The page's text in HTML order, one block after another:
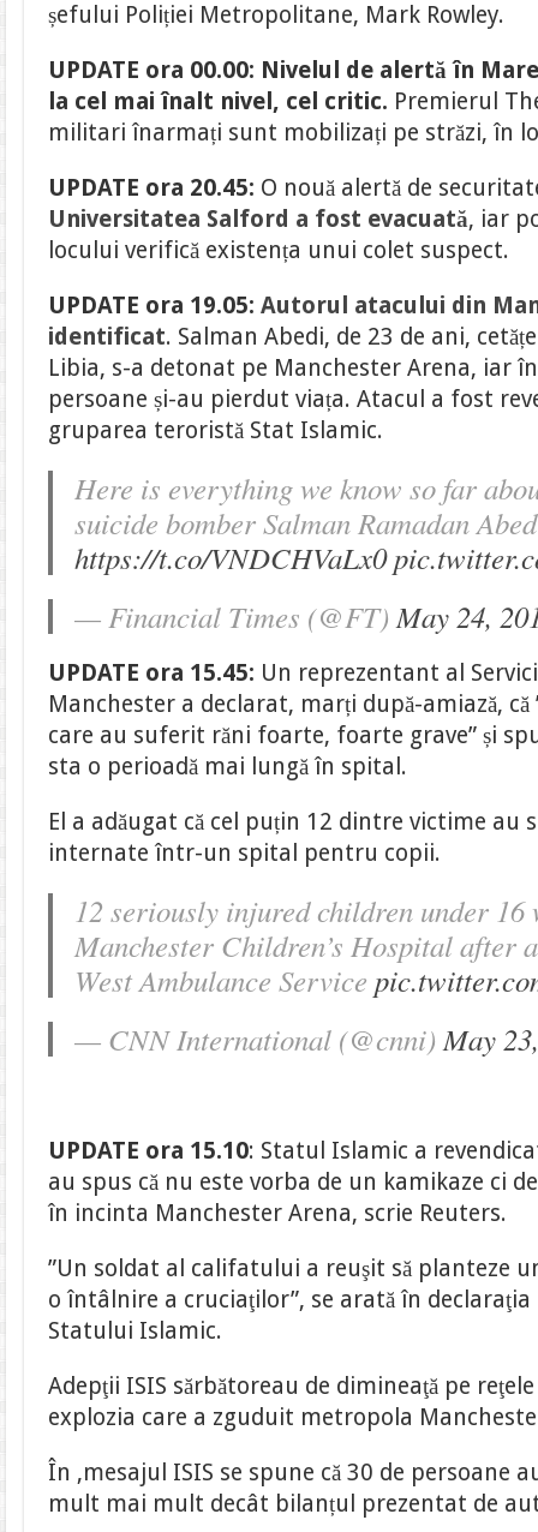
șefului Poliției Metropolitane, Mark Rowley.
UPDATE ora 00.00: Nivelul de alertă în
la cel mai înalt nivel, cel critic. Premierul
militari înarmați sunt mobilizați pe străzi, în
UPDATE ora 20.45: O nouă alertă de
Universitatea Salford a fost evacuată, iar
locului verifică existența unui colet suspect.
UPDATE ora 19.05:Autorul atacului din
identificat. Salman Abedi, de 23 de ani,
Libia, s-a detonat pe Manchester Arena, iar
persoane și-au pierdut viața. Atacul a fost
gruparea teroristă Stat Islamic.
Here is everything we know so far
suicide bomber Salman Ramadan
https://t.co/VNDCHVaLx0
— Financial Times (@FT)May 24,
UPDATE ora 15.45: Un reprezentant al
Manchester a declarat, marți după-amiază,
care au suferit răni foarte, foarte grave” și
sta o perioadă mai lungă în spital.
El a adăugat că cel puțin 12 dintre victime au
internate într-un spital pentru copii.
12 seriously injured children under 16
Manchester Children’s Hospital after
West Ambulance Service
— CNN International (@cnni)May
UPDATE ora 15.10: Statul Islamic a
au spus că nu este vorba de un kamikaze ci
în incinta Manchester Arena, scrie Reuters.
”Un soldat al califatului a reuşit să planteze
o întâlnire a cruciaţilor”, se arată în
Statului Islamic.
Adepţii ISIS sărbătoreau de dimineaţă pe
explozia care a zguduit metropola
În ,mesajul ISIS se spune că 30 de persoane
mult mai mult decât bilanțul prezentat de